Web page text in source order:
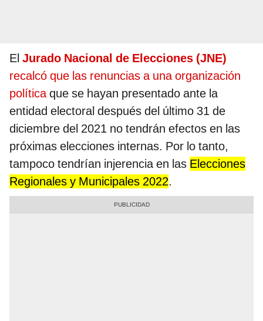
El Jurado Nacional de Elecciones (JNE)
recalcó que las renuncias a una organización
políticaque se hayan presentado ante la
entidad electoral después del último 31 de
diciembre del 2021 no tendrán efectos en las
próximas elecciones internas. Por lo tanto,
tampoco tendrían injerencia en las Elecciones
Regionales y Municipales 2022.